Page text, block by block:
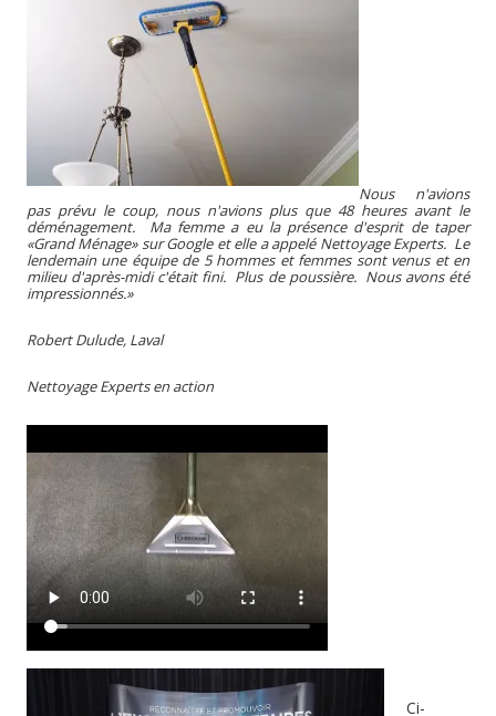
Nous n'avions
pas prévu le coup, nous n'avions plus que 48 heures avant le
déménagement. Ma femme a eu la présence d'esprit de taper
«Grand Ménage» sur Google et elle a appelé Nettoyage Experts. Le
lendemain une équipe de 5 hommes et femmes sont venus et en
milieu d'après-midi c'était fini. Plus de poussière. Nous avons été
impressionnés.»
Robert Dulude, Laval
Nettoyage Experts en action
Ci-